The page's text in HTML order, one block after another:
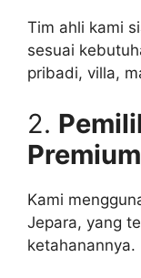
Tim ahli kami
sesuai
pribadi, villa,
2.
Premium
Kami
Jepara, yang
ketahanannya.